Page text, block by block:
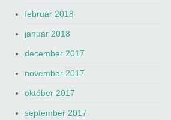
február 2018
január 2018
december 2017
november 2017
október 2017
september 2017